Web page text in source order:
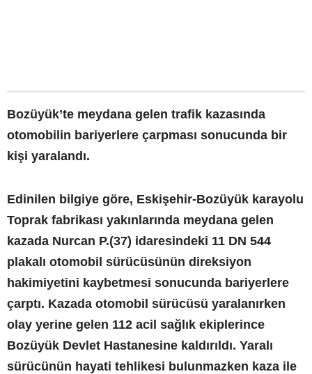
Bozüyük’te meydana gelen trafik kazasında
otomobilin bariyerlere çarpması sonucunda bir
kişi yaralandı.
Edinilen bilgiye göre, Eskişehir-Bozüyük karayolu
Toprak fabrikası yakınlarında meydana gelen
kazada Nurcan P.(37) idaresindeki 11 DN 544
plakalı otomobil sürücüsünün direksiyon
hakimiyetini kaybetmesi sonucunda bariyerlere
çarptı. Kazada otomobil sürücüsü yaralanırken
olay yerine gelen 112 acil sağlık ekiplerince
Bozüyük Devlet Hastanesine kaldırıldı. Yaralı
sürücünün hayati tehlikesi bulunmazken kaza ile